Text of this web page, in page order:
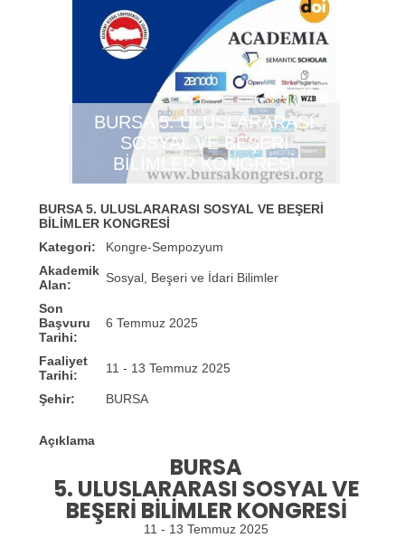
BURSA 5. ULUSLARARASI
SOSYAL VE BEŞERİ
BİLİMLER KONGRESİ
BURSA 5. ULUSLARARASI SOSYAL VE BEŞERİ
BİLİMLER KONGRESİ
Kategori:
Kongre-Sempozyum
Akademik
Alan:
Sosyal, Beşeri ve İdari Bilimler
Son
Başvuru
Tarihi:
6 Temmuz 2025
Faaliyet
Tarihi:
11 - 13 Temmuz 2025
Şehir: BURSA
Açıklama
BURSA
5. ULUSLARARASI SOSYAL VE
BEŞERİ BİLİMLER KONGRESİ
11 - 13 Temmuz 2025